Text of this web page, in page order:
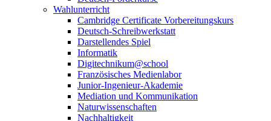
Wahlunterricht
Cambridge Certificate Vorbereitungskurs
Deutsch-Schreibwerkstatt
Darstellendes Spiel
Informatik
Digitechnikum@school
Französisches Medienlabor
Junior-Ingenieur-Akademie
Mediation und Kommunikation
Naturwissenschaften
Nachhaltigkeit